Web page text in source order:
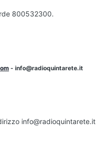
800532300.
- info@radioquintarete.it
info@radioquintarete.it